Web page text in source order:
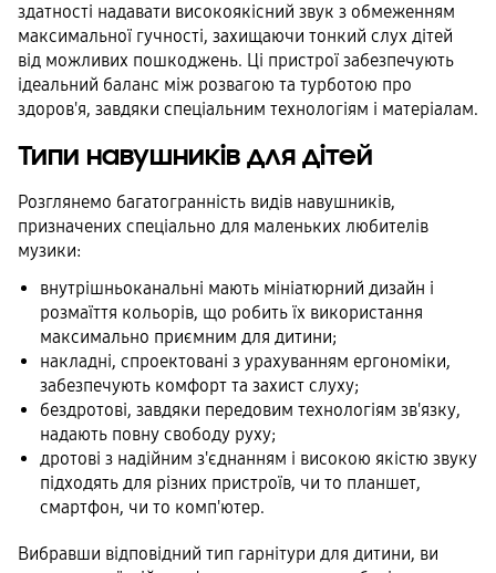
здатності надавати високоякісний звук з обмеженням
максимальної гучності, захищаючи тонкий слух дітей
від можливих пошкоджень. Ці пристрої забезпечують
ідеальний баланс між розвагою та турботою про
здоров'я, завдяки спеціальним технологіям і матеріалам.
Типи навушників для дітей
Розглянемо багатогранність видів навушників,
призначених спеціально для маленьких любителів
музики:
внутрішньоканальні мають мініатюрний дизайн і
розмаїття кольорів, що робить їх використання
максимально приємним для дитини;
накладні, спроектовані з урахуванням ергономіки,
забезпечують комфорт та захист слуху;
бездротові, завдяки передовим технологіям зв'язку,
надають повну свободу руху;
дротові з надійним з'єднанням і високою якістю звуку
підходять для різних пристроїв, чи то планшет,
смартфон, чи то комп'ютер.
Вибравши відповідний тип гарнітури для дитини, ви